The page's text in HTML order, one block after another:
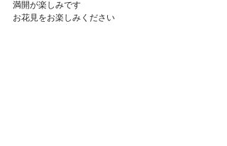
満開が楽しみです
お花見をお楽しみください